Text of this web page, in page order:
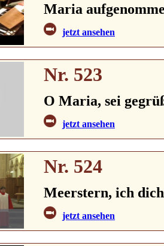
Maria
jetzt ansehen
Nr. 523
O Maria, sei
jetzt ansehen
Nr. 524
Meerstern, ich
jetzt ansehen